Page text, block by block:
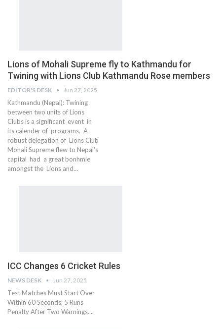
Lions of Mohali Supreme fly to Kathmandu for
Twining with Lions Club Kathmandu Rose members
EDITOR'S DESK Jun 27, 2025
Kathmandu (Nepal): Twining
between two units of Lions
Clubs is a significant event in
its calender of programs. A
robust delegation of Lions Club
Mohali Supreme flew to Nepal's
capital had a great bonhmie
amongst the Lions and…
ICC Changes 6 Cricket Rules
NEWS DESK Jun 27, 2025
Test Matches Must Start Over
Within 60 Seconds; 5 Runs
Penalty After Two Warnings....